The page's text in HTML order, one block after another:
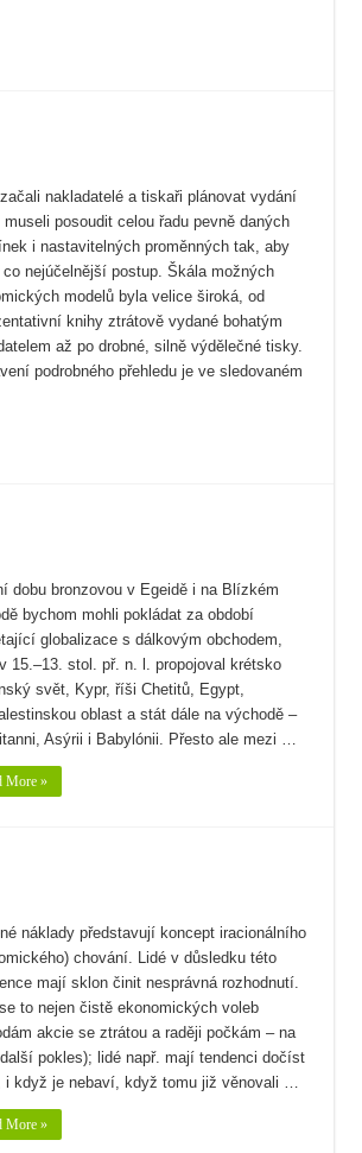
nakladatelé a tiskaři plánovat vydání
museli posoudit celou řadu pevně daných
i nastavitelných proměnných tak, aby
nejúčelnější postup. Škála možných
modelů byla velice široká, od
knihy ztrátově vydané bohatým
až po drobné, silně výdělečné tisky.
podrobného přehledu je ve sledovaném
dobu bronzovou v Egeidě i na Blízkém
bychom mohli pokládat za období
globalizace s dálkovým obchodem,
15.–13. stol. př. n. l. propojoval krétsko
svět, Kypr, říši Chetitů, Egypt,
oblast a stát dále na východě –
Asýrii i Babylónii. Přesto ale mezi …
More »
náklady představují koncept iracionálního
chování. Lidé v důsledku této
mají sklon činit nesprávná rozhodnutí.
to nejen čistě ekonomických voleb
akcie se ztrátou a raději počkám – na
pokles); lidé např. mají tendenci dočíst
i když je nebaví, když tomu již věnovali …
More »